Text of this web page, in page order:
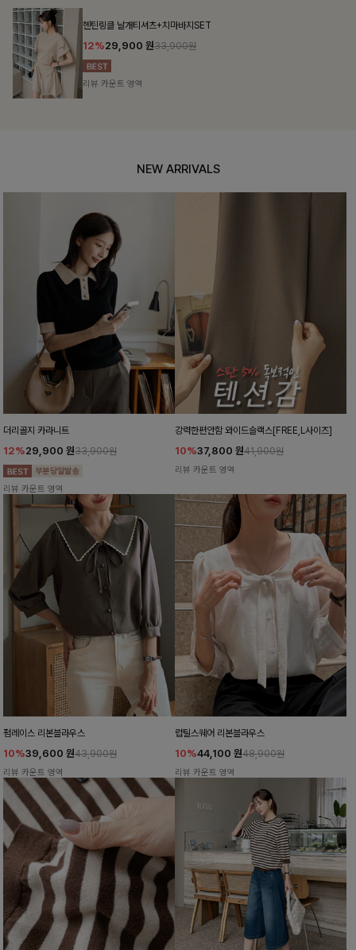
헨틴링클 날개티셔츠+치마바지SET
12%29,900 원33,900원
리뷰 카운트 영역
NEW ARRIVALS
더리골지 카라니트
12%29,900 원33,900원
리뷰 카운트 영역
강력한편안함 와이드슬랙스[FREE,L사이즈]
10%37,800 원41,900원
리뷰 카운트 영역
펌레이스 리본블라우스
10%39,600 원43,900원
리뷰 카운트 영역
럽틸스퀘어 리본블라우스
10%44,100 원48,900원
리뷰 카운트 영역